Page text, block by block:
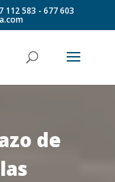
112 583 - 677 603
de